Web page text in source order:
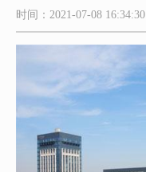
时间：2021-07-08 16:34:30